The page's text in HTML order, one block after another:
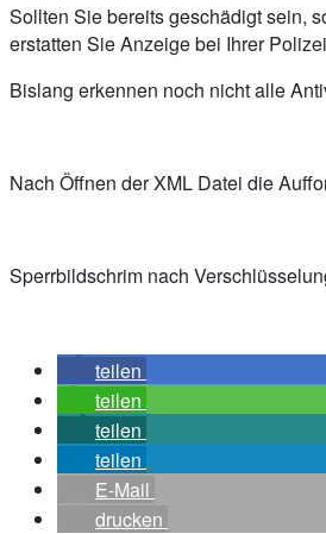
Sollten Sie bereits geschädigt sein,
erstatten Sie Anzeige bei Ihrer
Bislang erkennen noch nicht alle
Nach Öffnen der XML Datei die
Sperrbildschrim nach
teilen
teilen
teilen
teilen
E-Mail
drucken